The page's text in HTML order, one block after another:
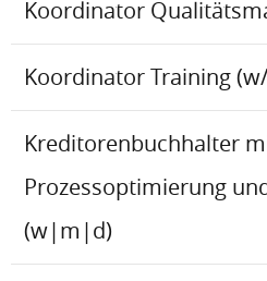
Koordinator
Koordinator Training
Kreditorenbuchhalter
Prozessoptimierung
(w|m|d)